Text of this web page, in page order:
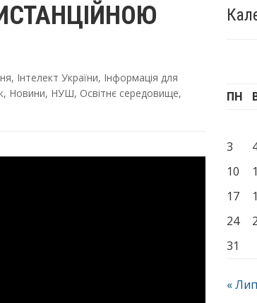
, Інтелект України, Інформація для
, Новини, НУШ, Освітнє середовище,
ПН
3
10
17
24
31
« Лип